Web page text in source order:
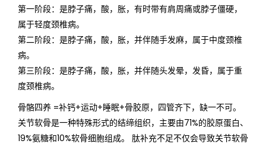
第一阶段：是脖子痛，酸，胀，有时带有肩周痛或脖子僵硬，
属于轻度颈椎病。
第二阶段：是脖子痛，酸，胀，并伴随手发麻，属于中度颈椎
病。
第三阶段：是脖子痛，酸，胀，并伴随头发晕，发昏，属于重
度颈椎病。
骨骼四养 =补钙+运动+睡眠+骨胶原，四管齐下，缺一不可。
关节软骨是一种特殊形式的结缔组织，主要由71%的胶原蛋白、
19%氨糖和10%软骨细胞组成。 肽补充不足不仅会导致关节软骨